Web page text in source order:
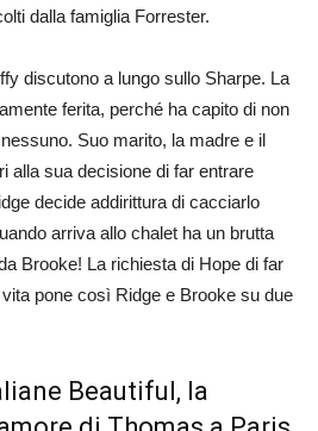
dalla famiglia Forrester.
discutono a lungo sullo Sharpe. La
ferita, perché ha capito di non
Suo marito, la madre e il
alla sua decisione di far entrare
decide addirittura di cacciarlo
arriva allo chalet ha un brutta
Brooke! La richiesta di Hope di far
pone così Ridge e Brooke su due
Beautiful, la